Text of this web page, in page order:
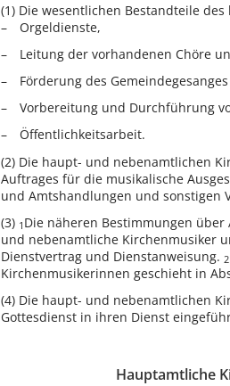
(1) Die wesentlichen Bestandteile
Orgeldienste,
Leitung der vorhandenen Chöre
Förderung des
Vorbereitung und Durchführung
Öffentlichkeitsarbeit.
(2) Die haupt- und nebenamtlichen
Auftrages für die musikalische
und Amtshandlungen und sonstigen
(3) 1 Die näheren Bestimmungen
und nebenamtliche Kirchenmusiker
Dienstvertrag und Dienstanweisung. 2
Kirchenmusikerinnen geschieht in
(4) Die haupt- und nebenamtlichen
Gottesdienst in ihren Dienst
Hauptamtliche